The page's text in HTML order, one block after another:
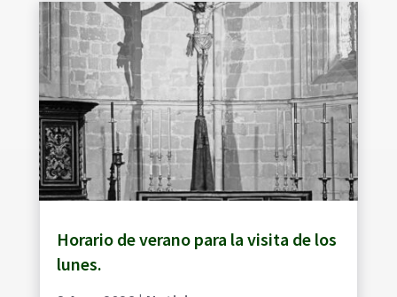
Horario de verano para la visita de los
lunes.